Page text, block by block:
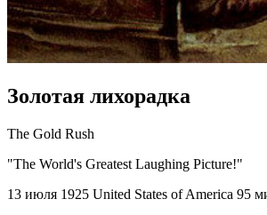
Золотая лихорадка
The Gold Rush
"The World's Greatest Laughing Picture!"
13 июля 1925 United States of America 95